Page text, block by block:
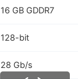
16 GB GDDR7
128-bit
28 Gb/s